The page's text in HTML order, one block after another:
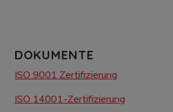
DOKUMENTE
ISO 9001 Zertifizierung
ISO 14001-Zertifizierung